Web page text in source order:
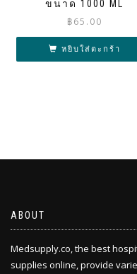
ขนาด 1000 ML
฿65.00
หยิบใส่ตะกร้า
ABOUT
Medsupply.co, the best
supplies online, provide